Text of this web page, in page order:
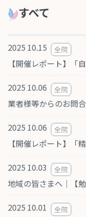
すべて
2025 10.15 全院
2025 10.06 全院
業者様等からのお問
2025 10.06 全院
2025 10.03 全院
2025 10.01 全院